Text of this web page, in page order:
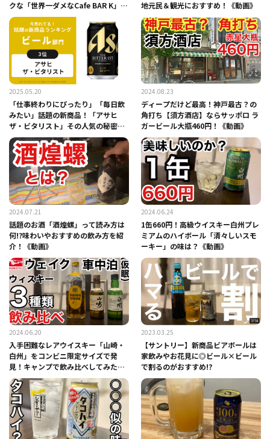
クな「世界一ダメなCafe BAR K」
《動画》
地元民＆観光におすすめ！《動画》
2025.05.20
「仕事終わりにぴったり」「毎日飲
みたい」話題の新商品！「アサヒ
ザ・ビタリスト」その人気の秘密に
迫る
2024.08.23
ディープだけど最高！神戸最古？の
角打ち【須方酒店】ならサッポロ ラ
ガービール大瓶460円！《動画》
2024.07.21
話題のお酒「酒煌螺」って読み方は
何!?味わいやおすすめの飲み方を紹
介！《動画》
2024.06.24
1缶660円！高級ウイスキー白州プレ
ミアムのハイボール「清々しいスモ
ーキー」の味は？《動画》
2024.06.20
入手困難なレアウイスキー「山崎・
白州」をコンビニ限定サイズで発
見！キャンプで飲み比べしてみた
《動画》
2023.03.25
【サントリー】新商品ビアボールは
家飲みやお花見に◎ビール×ビール
で割るのがおすすめ!?